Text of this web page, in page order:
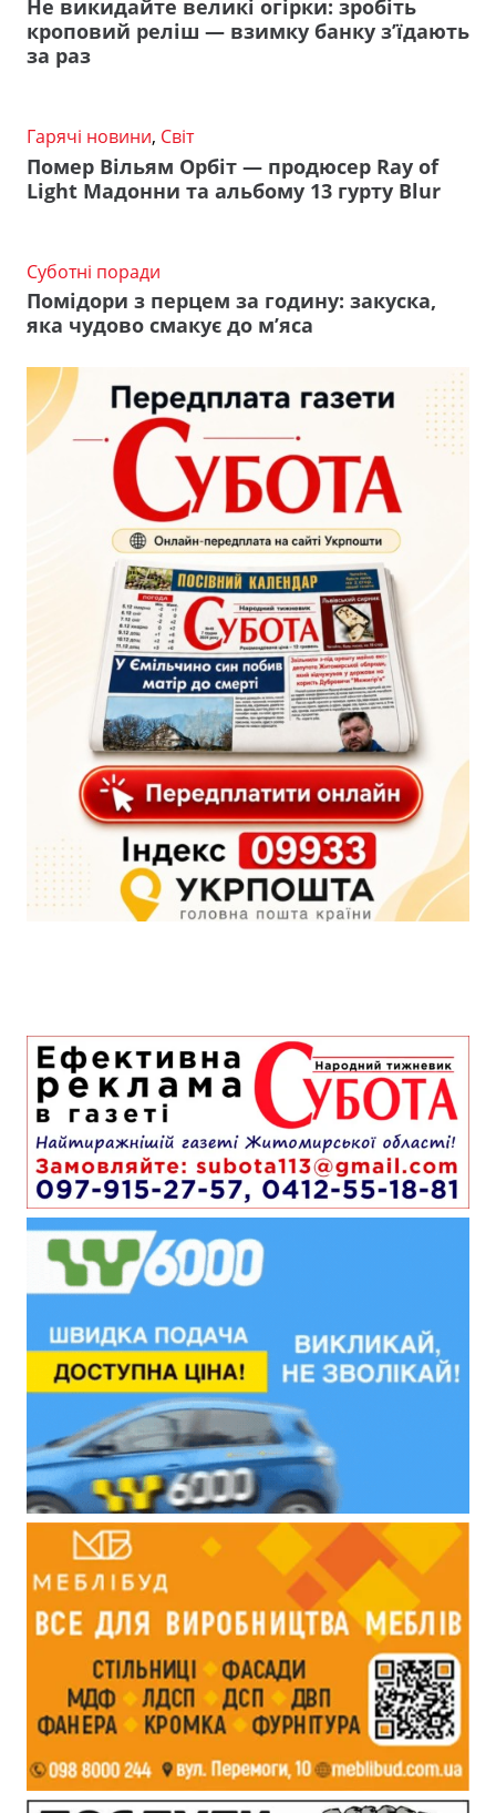
Не викидайте великі огірки: зробіть
кроповий реліш — взимку банку з’їдають
за раз
Гарячі новини, Світ
Помер Вільям Орбіт — продюсер Ray of
Light Мадонни та альбому 13 гурту Blur
Суботні поради
Помідори з перцем за годину: закуска,
яка чудово смакує до м’яса